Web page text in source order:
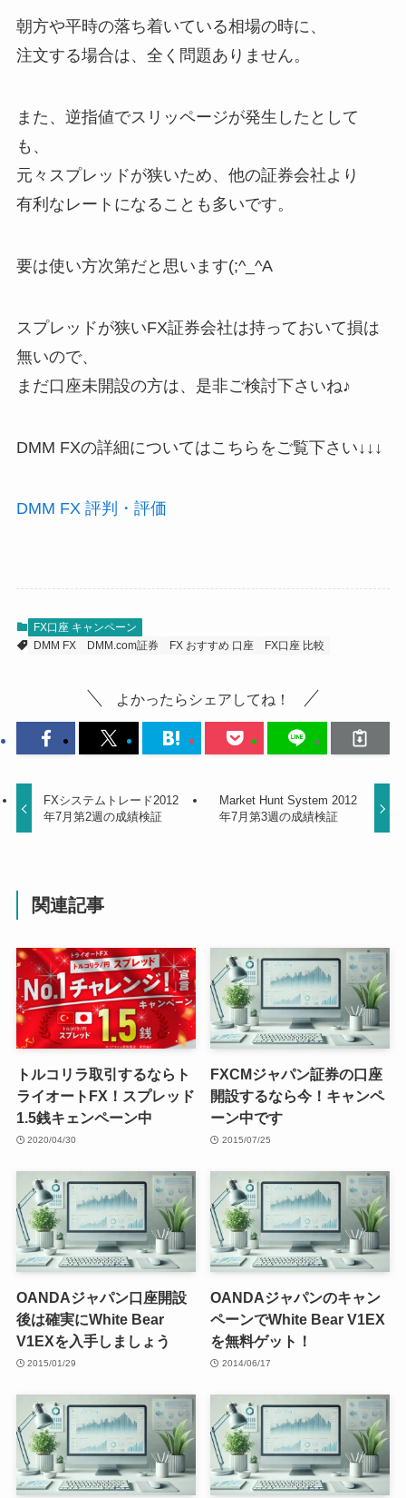
朝方や平時の落ち着いている相場の時に、
注文する場合は、全く問題ありません。
また、逆指値でスリッページが発生したとして
も、
元々スプレッドが狭いため、他の証券会社より
有利なレートになることも多いです。
要は使い方次第だと思います(;^_^A
スプレッドが狭いFX証券会社は持っておいて損は
無いので、
まだ口座未開設の方は、是非ご検討下さいね♪
DMM FXの詳細についてはこちらをご覧下さい↓↓↓
DMM FX 評判・評価
FX口座 キャンペーン
DMM FX
DMM.com証券 FX おすすめ 口座 FX口座 比較
よかったらシェアしてね！
FXシステムトレード2012
年7月第2週の成績検証
Market Hunt System 2012
年7月第3週の成績検証
関連記事
トルコリラ取引するならト
ライオートFX！スプレッド
1.5銭キェンペーン中
2020/04/30
FXCMジャパン証券の口座
開設するなら今！キャンペ
ーン中です
2015/07/25
OANDAジャパン口座開設
後は確実にWhite Bear
V1EXを入手しましょう
2015/01/29
OANDAジャパンのキャン
ペーンでWhite Bear V1EX
を無料ゲット！
2014/06/17